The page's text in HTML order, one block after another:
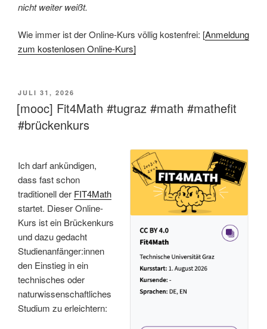
nicht weiter weißt.
Wie immer ist der Online-Kurs völlig kostenfrei: [Anmeldung
zum kostenlosen Online-Kurs]
VERÖFFENTLICHT
AM
JULI 31, 2026
[mooc] Fit4Math #tugraz #math #mathefit
#brückenkurs
Ich darf ankündigen,
dass fast schon
traditionell der FIT4Math
startet. Dieser Online-
Kurs ist ein Brückenkurs
und dazu gedacht
Studienanfänger:innen
den Einstieg in ein
technisches oder
naturwissenschaftliches
Studium zu erleichtern: